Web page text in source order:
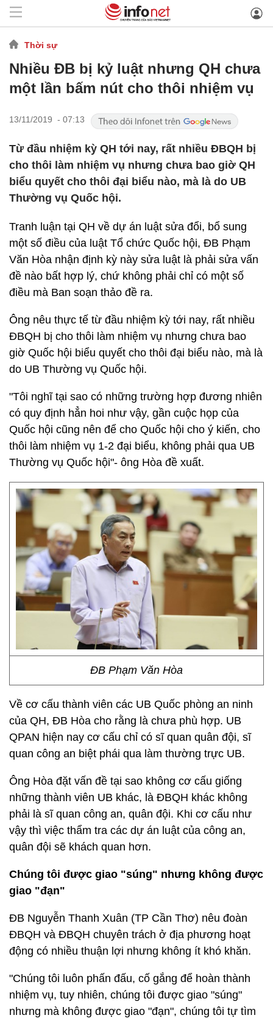
Thời sự
Nhiều ĐB bị kỷ luật nhưng QH chưa
một lần bấm nút cho thôi nhiệm vụ
13/11/2019 - 07:13
Từ đầu nhiệm kỳ QH tới nay, rất nhiều ĐBQH bị
cho thôi làm nhiệm vụ nhưng chưa bao giờ QH
biểu quyết cho thôi đại biểu nào, mà là do UB
Thường vụ Quốc hội.
Tranh luận tại QH về dự án luật sửa đổi, bổ sung
một số điều của luật Tổ chức Quốc hội, ĐB Phạm
Văn Hòa nhận định kỳ này sửa luật là phải sửa vấn
đề nào bất hợp lý, chứ không phải chỉ có một số
điều mà Ban soạn thảo đề ra.
Ông nêu thực tế từ đầu nhiệm kỳ tới nay, rất nhiều
ĐBQH bị cho thôi làm nhiệm vụ nhưng chưa bao
giờ Quốc hội biểu quyết cho thôi đại biểu nào, mà là
do UB Thường vụ Quốc hội.
"Tôi nghĩ tại sao có những trường hợp đương nhiên
có quy định hẳn hoi như vậy, gần cuộc họp của
Quốc hội cũng nên để cho Quốc hội cho ý kiến, cho
thôi làm nhiệm vụ 1-2 đại biểu, không phải qua UB
Thường vụ Quốc hội"- ông Hòa đề xuất.
ĐB Phạm Văn Hòa
Về cơ cấu thành viên các UB Quốc phòng an ninh
của QH, ĐB Hòa cho rằng là chưa phù hợp. UB
QPAN hiện nay cơ cấu chỉ có sĩ quan quân đội, sĩ
quan công an biệt phái qua làm thường trực UB.
Ông Hòa đặt vấn đề tại sao không cơ cấu giống
những thành viên UB khác, là ĐBQH khác không
phải là sĩ quan công an, quân đội. Khi cơ cấu như
vậy thì việc thẩm tra các dự án luật của công an,
quân đội sẽ khách quan hơn.
Chúng tôi được giao "súng" nhưng không được
giao "đạn"
ĐB Nguyễn Thanh Xuân (TP Cần Thơ) nêu đoàn
ĐBQH và ĐBQH chuyên trách ở địa phương hoạt
động có nhiều thuận lợi nhưng không ít khó khăn.
"Chúng tôi luôn phấn đấu, cố gắng để hoàn thành
nhiệm vụ, tuy nhiên, chúng tôi được giao "súng"
nhưng mà không được giao "đạn", chúng tôi tự tìm